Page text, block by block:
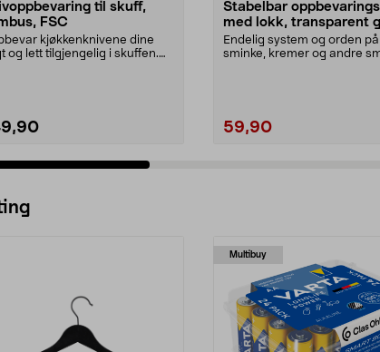
til skuff,
FSC
kjøkkenknivene dine
og lett tilgjengelig i skuffen.
Stabelbar
med lokk, transparent
Endelig system og orden på
sminke, kremer og andre
59,90
Multibuy